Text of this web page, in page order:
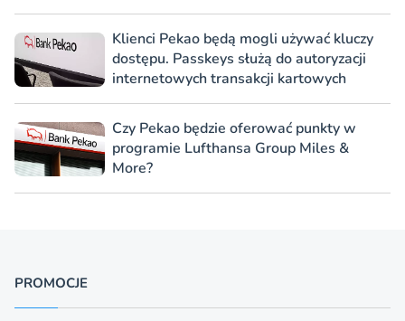
Klienci Pekao będą mogli używać kluczy
dostępu. Passkeys służą do autoryzacji
internetowych transakcji kartowych
Czy Pekao będzie oferować punkty w
programie Lufthansa Group Miles &
More?
PROMOCJE